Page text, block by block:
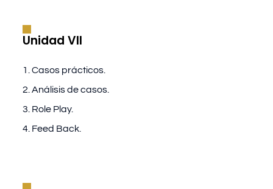
Unidad VII
1. Casos prácticos.
2. Análisis de casos.
3. Role Play.
4. Feed Back.